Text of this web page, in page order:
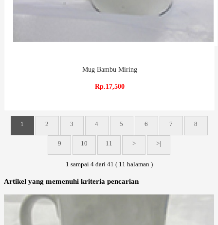
Mug Bambu Miring
Rp.17,500
1 2 3 4 5 6 7 8
9 10 11 > >|
1 sampai 4 dari 41 ( 11 halaman )
Artikel yang memenuhi kriteria pencarian